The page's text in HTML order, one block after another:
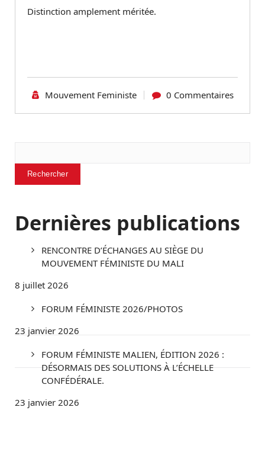
Distinction amplement méritée.
Mouvement Feministe 0 Commentaires
Rechercher
Dernières publications
RENCONTRE D’ÉCHANGES AU SIÈGE DU
MOUVEMENT FÉMINISTE DU MALI
8 juillet 2026
FORUM FÉMINISTE 2026/PHOTOS
23 janvier 2026
FORUM FÉMINISTE MALIEN, ÉDITION 2026 :
DÉSORMAIS DES SOLUTIONS À L’ÉCHELLE
CONFÉDÉRALE.
23 janvier 2026